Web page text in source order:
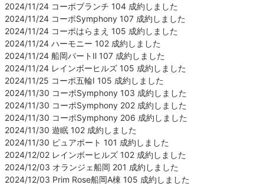
2024/11/24 コーポブランチ 104 成約しました
2024/11/24 コーポSymphony 107 成約しました
2024/11/24 コーポはらまえ 105 成約しました
2024/11/24 ハーモニー 102 成約しました
2024/11/24 船岡パートⅡ 107 成約しました
2024/11/24 レインボーヒルズ 105 成約しました
2024/11/25 コーポ五輪Ⅰ 105 成約しました
2024/11/30 コーポSymphony 103 成約しました
2024/11/30 コーポSymphony 202 成約しました
2024/11/30 コーポSymphony 206 成約しました
2024/11/30 遊眠 102 成約しました
2024/11/30 ピュアポート 101 成約しました
2024/12/02 レインボーヒルズ 102 成約しました
2024/12/03 オランジェ船岡 201 成約しました
2024/12/03 Prim Rose船岡A棟 105 成約しました